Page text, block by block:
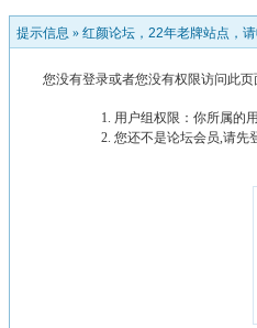
提示信息 » 红颜论坛，22年老牌站点，
您没有登录或者您没有权限访问此
用户组权限：你所属的
您还不是论坛会员,请先